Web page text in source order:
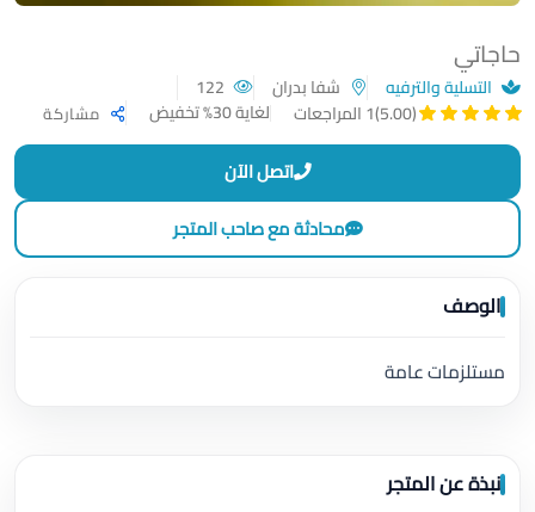
حاجاتي
التسلية والترفيه شفا بدران
(5.00)
1 المراجعات لغاية 30% تخفيض مشاركة
اتصل الآن
محادثة مع صاحب المتجر
الوصف
مستلزمات عامة
نبذة عن المتجر